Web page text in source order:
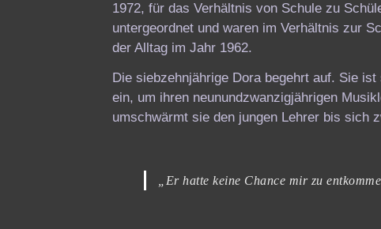
1972, für das Verhältnis von Schule zu
untergeordnet und waren im Verhältnis zur
der Alltag im Jahr 1962.
Die siebzehnjährige Dora begehrt auf. Sie
ein, um ihren neunundzwanzigjährigen
umschwärmt sie den jungen Lehrer bis sich
„Er hatte keine Chance mir zu